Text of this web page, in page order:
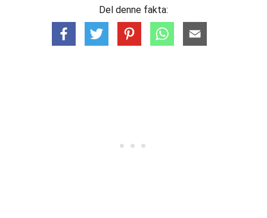
Del denne fakta: